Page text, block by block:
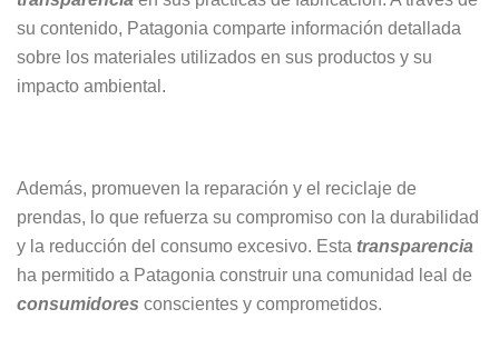
su contenido, Patagonia comparte información detallada
sobre los materiales utilizados en sus productos y su
impacto ambiental.
Además, promueven la reparación y el reciclaje de
prendas, lo que refuerza su compromiso con la durabilidad
y la reducción del consumo excesivo. Esta transparencia
ha permitido a Patagonia construir una comunidad leal de
consumidores conscientes y comprometidos.